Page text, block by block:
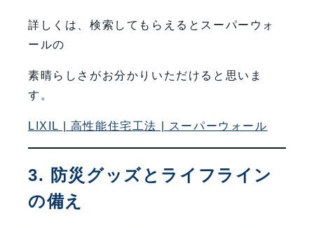
詳しくは、検索してもらえるとスーパーウォ
ールの
素晴らしさがお分かりいただけると思いま
す。
LIXIL | 高性能住宅工法 | スーパーウォール
3. 防災グッズとライフライン
の備え